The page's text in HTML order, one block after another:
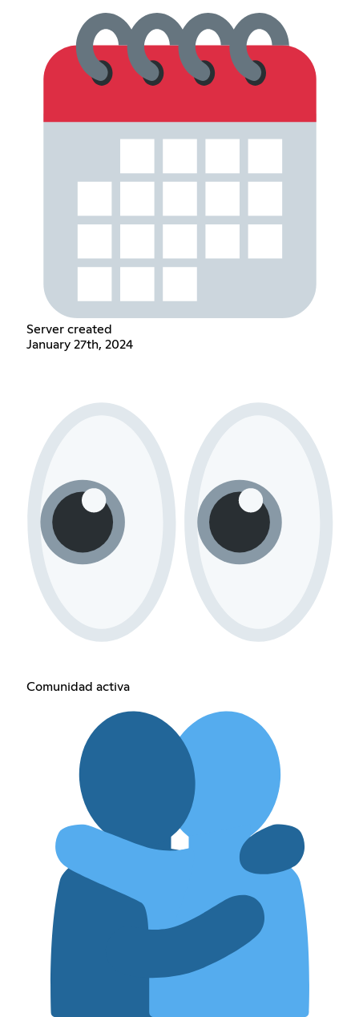
Server created
January 27th, 2024
Comunidad activa